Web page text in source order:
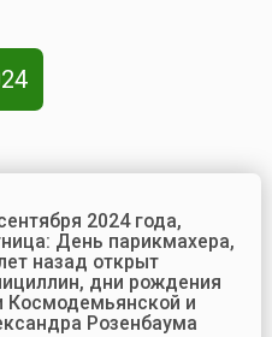
2024 года,
День парикмахера,
назад открыт
дни рождения
Космодемьянской и
Розенбаума